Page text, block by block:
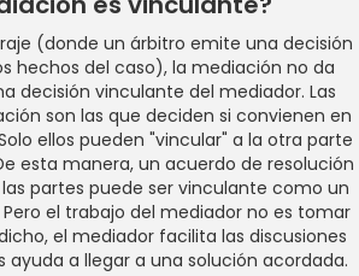
(donde un árbitro emite una decisión
hechos del caso), la mediación no da
decisión vinculante del mediador. Las
son las que deciden si convienen en
ellos pueden "vincular" a la otra parte
esta manera, un acuerdo de resolución
partes puede ser vinculante como un
el trabajo del mediador no es tomar
el mediador facilita las discusiones
ayuda a llegar a una solución acordada.